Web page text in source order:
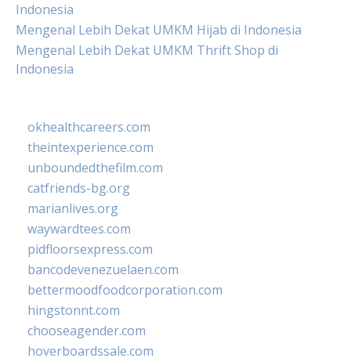
Indonesia
Mengenal Lebih Dekat UMKM Hijab di Indonesia
Mengenal Lebih Dekat UMKM Thrift Shop di
Indonesia
okhealthcareers.com
theintexperience.com
unboundedthefilm.com
catfriends-bg.org
marianlives.org
waywardtees.com
pidfloorsexpress.com
bancodevenezuelaen.com
bettermoodfoodcorporation.com
hingstonnt.com
chooseagender.com
hoverboardssale.com